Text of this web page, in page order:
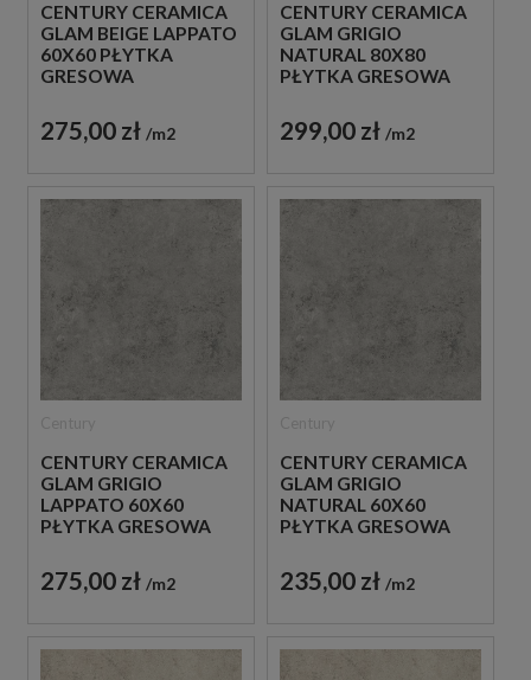
CENTURY CERAMICA
GLAM BEIGE LAPPATO
60X60 PŁYTKA
GRESOWA
275,00 zł m2
CENTURY CERAMICA
GLAM GRIGIO
NATURAL 80X80
PŁYTKA GRESOWA
299,00 zł m2
CENTURY CERAMICA
GLAM GRIGIO
LAPPATO 60X60
PŁYTKA GRESOWA
275,00 zł m2
CENTURY CERAMICA
GLAM GRIGIO
NATURAL 60X60
PŁYTKA GRESOWA
235,00 zł m2